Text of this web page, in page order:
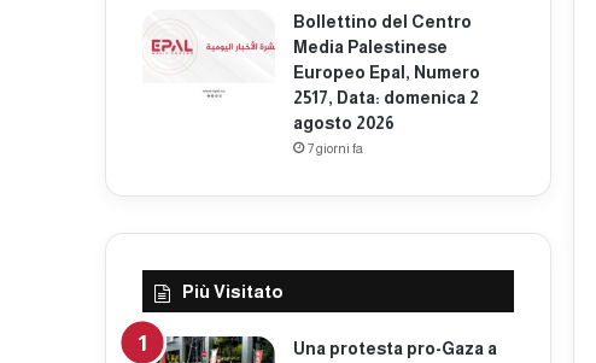
Bollettino del Centro
Media Palestinese
Europeo Epal, Numero
2517, Data: domenica 2
agosto 2026
7 giorni fa
Più Visitato
Una protesta pro-Gaza a